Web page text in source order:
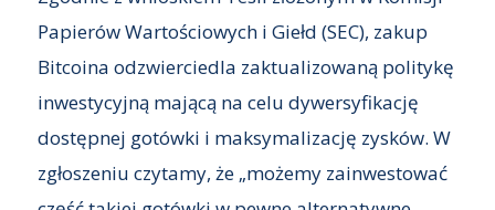
Papierów Wartościowych i Giełd (SEC), zakup
Bitcoina odzwierciedla zaktualizowaną politykę
inwestycyjną mającą na celu dywersyfikację
dostępnej gotówki i maksymalizację zysków. W
zgłoszeniu czytamy, że „możemy zainwestować